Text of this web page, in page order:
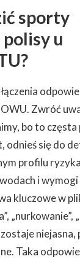
sporty
polisy u
Zwróć
bo to częsta
odnieś się do
profilu
i wymogi
kluczowe w
„nurkowanie”,
niejasna,
Taka